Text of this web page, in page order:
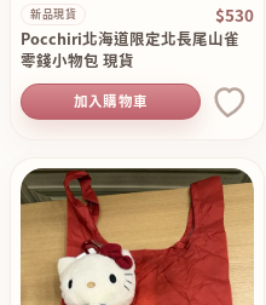
新品現貨 $530
Pocchiri北海道限定北長尾山雀
零錢小物包 現貨
加入購物車